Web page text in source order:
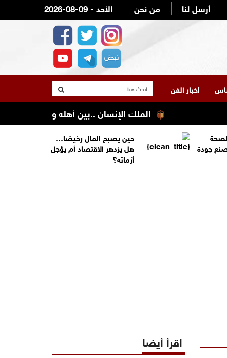
2026-08-09 - الأحد من نحن أرسل لنا
أخبار الفن
الملك الإنسان ..بين أهله وعشيرته في الجنوب
جودة
حين يصبح المال رخيصًا…
هل يزدهر الاقتصاد أم يؤجل
أزماته؟
اقرأ أيضا